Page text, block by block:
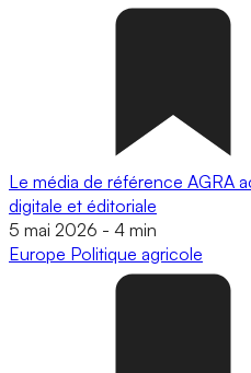
Le média de référence AGRA
digitale et éditoriale
5 mai 2026 - 4 min
Europe Politique agricole